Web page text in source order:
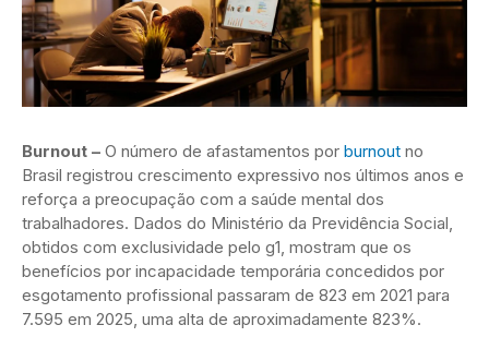
Burnout – O número de afastamentos por burnout no
Brasil registrou crescimento expressivo nos últimos anos e
reforça a preocupação com a saúde mental dos
trabalhadores. Dados do Ministério da Previdência Social,
obtidos com exclusividade pelo g1, mostram que os
benefícios por incapacidade temporária concedidos por
esgotamento profissional passaram de 823 em 2021 para
7.595 em 2025, uma alta de aproximadamente 823%.